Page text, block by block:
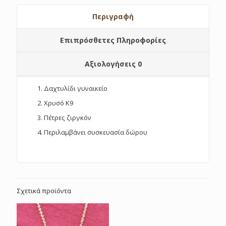
Περιγραφή
Επιπρόσθετες Πληροφορίες
Αξιολογήσεις 0
Δαχτυλίδι γυναικείο
Χρυσό Κ9
Πέτρες ζιργκόν
Περιλαμβάνει συσκευασία δώρου
Σχετικά προϊόντα